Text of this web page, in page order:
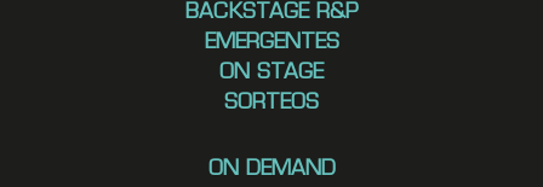
BACKSTAGE R&P
EMERGENTES
ON STAGE
SORTEOS
ON DEMAND